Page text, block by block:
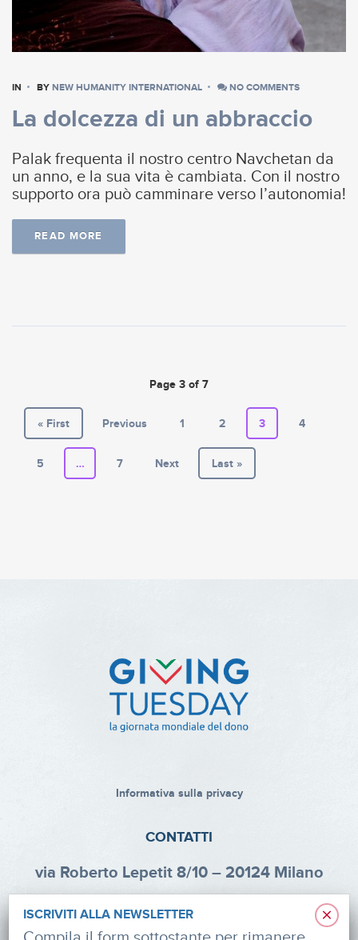
IN BY NEW HUMANITY INTERNATIONAL NO COMMENTS
La dolcezza di un abbraccio
Palak frequenta il nostro centro Navchetan da
un anno, e la sua vita è cambiata. Con il nostro
supporto ora può camminare verso l’autonomia!
READ MORE
Page 3 of 7
« First Previous 1 2 3 4
5 … 7 Next Last »
Informativa sulla privacy
CONTATTI
via Roberto Lepetit 8/10 – 20124 Milano
Tel: +39 02 47924880
×
ISCRIVITI ALLA NEWSLETTER